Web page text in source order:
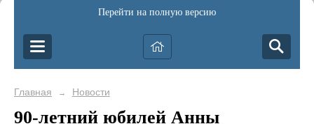
Перейти на полную версию
Главная → Новости
90-летний юбилей Анны